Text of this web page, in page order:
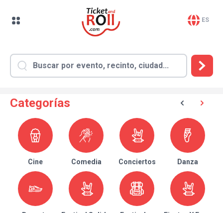
ES
Categorías
Cine Comedia Conciertos Danza